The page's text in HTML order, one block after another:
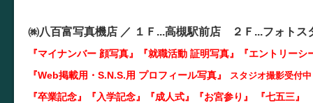
㈱八百富写真機店 ／ １Ｆ...高槻駅前店 ２Ｆ...フォトス
『マイナンバー 顔写真』『就職活動 証明写真』『エントリーシ
『Web掲載用・S.N.S.用 プロフィール写真』
スタジオ撮影受付中
『卒業記念』『入学記念』『成人式』『お宮参り』 『七五三』